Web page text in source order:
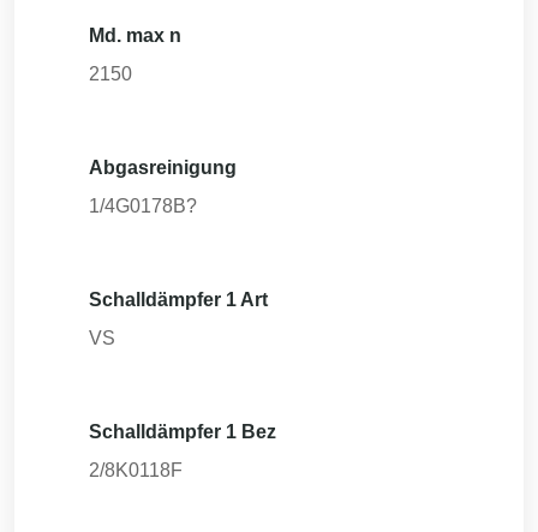
Md. max n
2150
Abgasreinigung
1/4G0178B?
Schalldämpfer 1 Art
VS
Schalldämpfer 1 Bez
2/8K0118F